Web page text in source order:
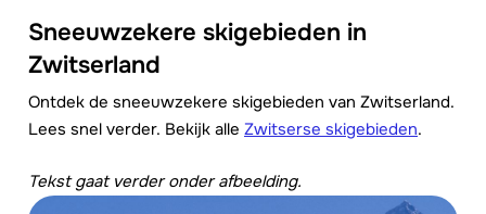
Sneeuwzekere skigebieden in
Zwitserland
Ontdek de sneeuwzekere skigebieden van Zwitserland.
Lees snel verder. Bekijk alle Zwitserse skigebieden.
Tekst gaat verder onder afbeelding.